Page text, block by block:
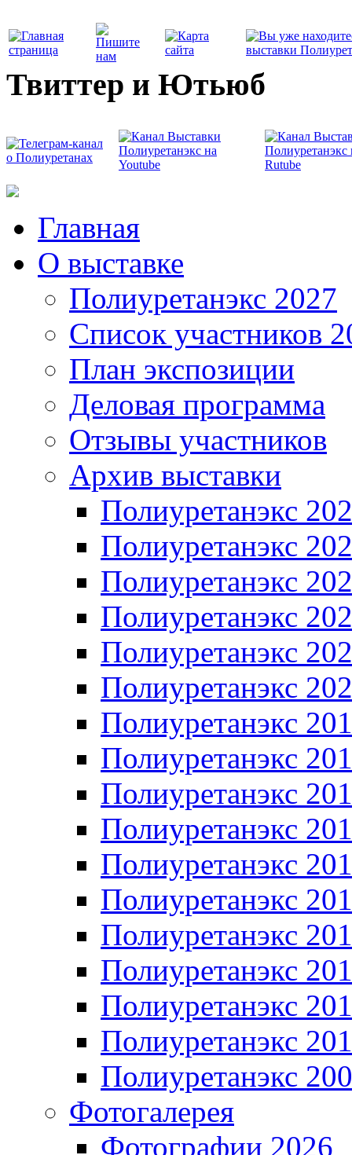
Твиттер и Ютьюб
Главная
О выставке
Полиуретанэкс 2027
Список участников
План экспозиции
Деловая программа
Отзывы участников
Архив выставки
Полиуретанэкс
Полиуретанэкс
Полиуретанэкс
Полиуретанэкс
Полиуретанэкс
Полиуретанэкс
Полиуретанэкс
Полиуретанэкс
Полиуретанэкс
Полиуретанэкс
Полиуретанэкс
Полиуретанэкс
Полиуретанэкс
Полиуретанэкс
Полиуретанэкс
Полиуретанэкс
Полиуретанэкс
Фотогалерея
Фотографии 2026